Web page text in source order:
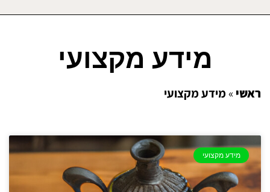
מידע מקצועי
ראשי» מידע מקצועי
מידע מקצועי